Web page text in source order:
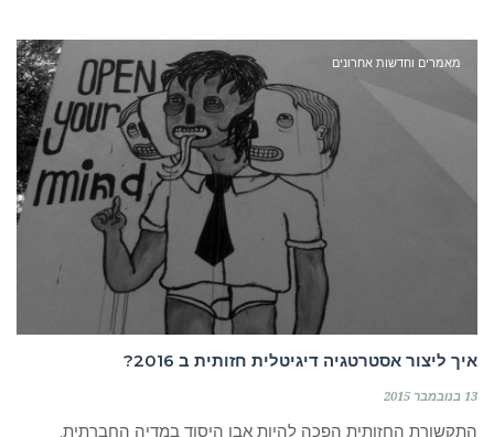
מאמרים וחדשות אחרונים
איך ליצור אסטרטגיה דיגיטלית חזותית ב 2016?
13 בנובמבר 2015
התקשורת החזותית הפכה להיות אבן היסוד במדיה החברתית.